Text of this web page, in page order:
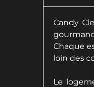
Candy
Chaque
loin des
Le